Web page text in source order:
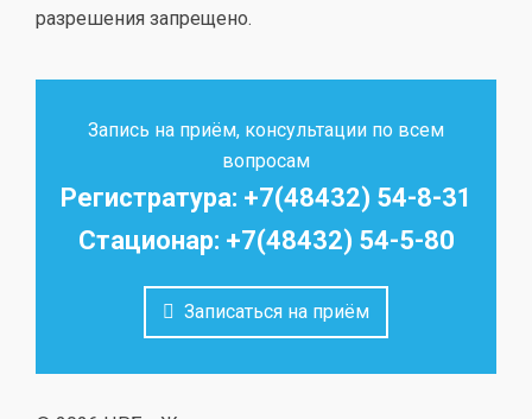
разрешения запрещено.
Запись на приём, консультации по всем
вопросам
Регистратура: +7(48432) 54-8-31
Стационар: +7(48432) 54-5-80
Записаться на приём